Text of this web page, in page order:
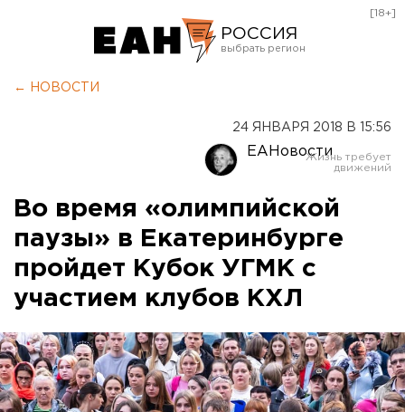
РОССИЯ
Оренбург
[18+]
← НОВОСТИ
24 ЯНВАРЯ 2018 В 15:56
ЕАНовости
Во время «олимпийской
паузы» в Екатеринбурге
пройдет Кубок УГМК с
участием клубов КХЛ